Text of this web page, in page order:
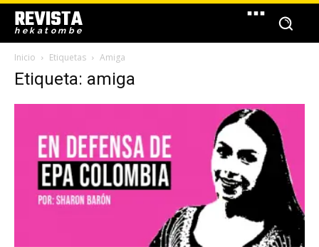
REVISTA
hekatombe
Inicio Etiquetas Amiga
Etiqueta: amiga